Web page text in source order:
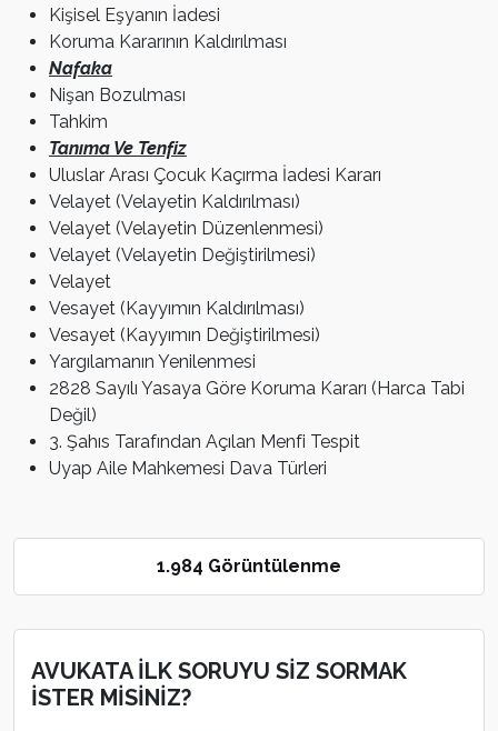
Kişisel Eşyanın İadesi
Koruma Kararının Kaldırılması
Nafaka
Nişan Bozulması
Tahkim
Tanıma Ve Tenfiz
Uluslar Arası Çocuk Kaçırma İadesi Kararı
Velayet (Velayetin Kaldırılması)
Velayet (Velayetin Düzenlenmesi)
Velayet (Velayetin Değiştirilmesi)
Velayet
Vesayet (Kayyımın Kaldırılması)
Vesayet (Kayyımın Değiştirilmesi)
Yargılamanın Yenilenmesi
2828 Sayılı Yasaya Göre Koruma Kararı (Harca Tabi
Değil)
3. Şahıs Tarafından Açılan Menfi Tespit
Uyap Aile Mahkemesi Dava Türleri
1.984 Görüntülenme
AVUKATA İLK SORUYU SİZ SORMAK
İSTER MİSİNİZ?